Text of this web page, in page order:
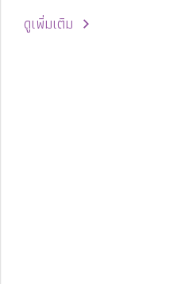
ดูเพิ่มเติม